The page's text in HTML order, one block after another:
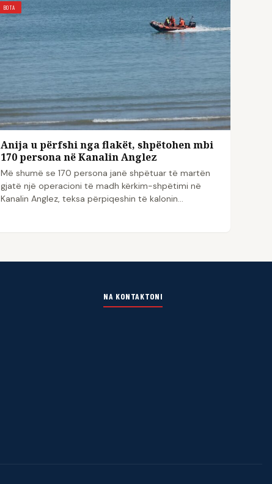
BOTA
Anija u përfshi nga flakët, shpëtohen mbi
170 persona në Kanalin Anglez
Më shumë se 170 persona janë shpëtuar të martën
gjatë një operacioni të madh kërkim-shpëtimi në
Kanalin Anglez, teksa përpiqeshin të kalonin…
NA KONTAKTONI